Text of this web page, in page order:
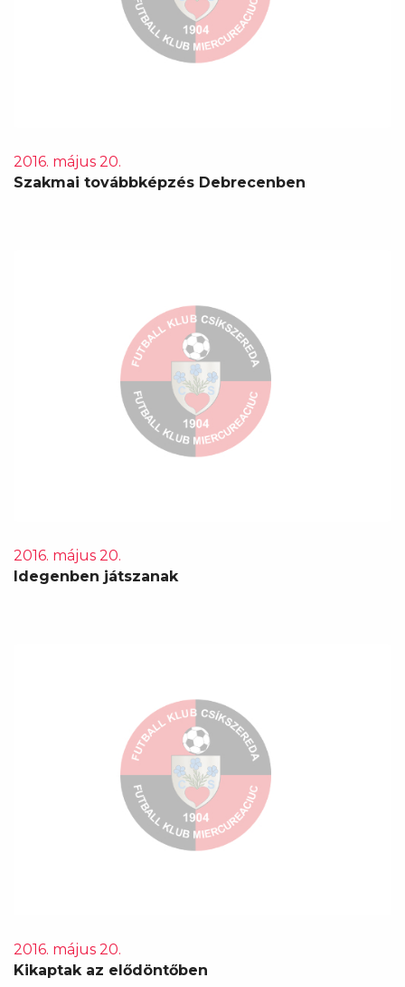
2016. május 20.
Szakmai továbbképzés Debrecenben
2016. május 20.
Idegenben játszanak
2016. május 20.
Kikaptak az elődöntőben